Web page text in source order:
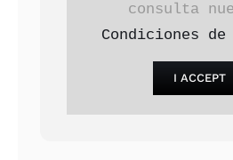
consulta
Condiciones de
I ACCEPT